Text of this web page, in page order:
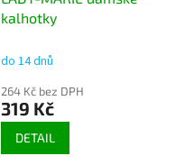
kalhotky
do 14 dnů
264 Kč bez DPH
319 Kč
DETAIL